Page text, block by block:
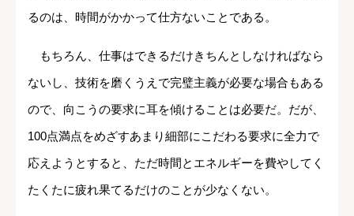
るのは、時間がかかって仕方ないことである。
もちろん、仕事はできるだけきちんとしなければなら
ないし、技術を磨くうえで完璧主義が必要な場合もある
ので、向こうの要求に耳を傾けることは必要だ。だが、
100点満点をめざすあまり細部にこだわる要求に全力で
応えようとすると、ただ時間とエネルギーを費やしてく
たくたに疲れ果てるだけのことが少なくない。